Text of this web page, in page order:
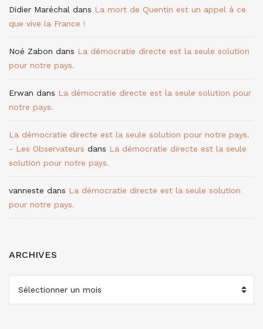
Didier Maréchal dans La mort de Quentin est un appel à ce
que vive la France !
Noé Zabon dans La démocratie directe est la seule solution
pour notre pays.
Erwan dans La démocratie directe est la seule solution pour
notre pays.
La démocratie directe est la seule solution pour notre pays.
- Les Observateurs dans La démocratie directe est la seule
solution pour notre pays.
vanneste dans La démocratie directe est la seule solution
pour notre pays.
ARCHIVES
ARCHIVES